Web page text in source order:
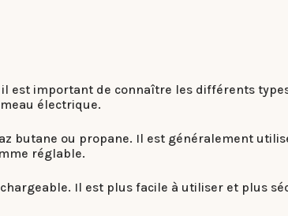
est important de connaître les différents
électrique.
butane ou propane. Il est généralement
réglable.
Il est plus facile à utiliser et plus